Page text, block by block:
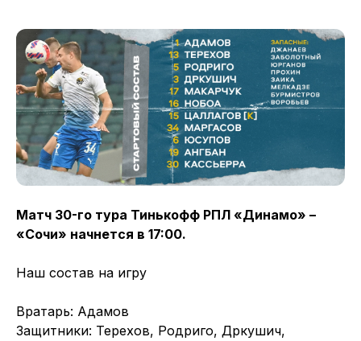
Матч 30-го тура Тинькофф РПЛ «Динамо» –
«Сочи» начнется в 17:00.
Наш состав на игру
Вратарь: Адамов
Защитники: Терехов, Родриго, Дркушич,